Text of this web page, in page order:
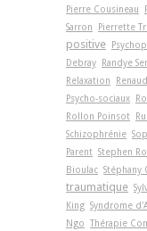
Pierre Cousineau
Sarron
Pierrette
positive
Debray
Randye
Relaxation
Psycho-sociaux
Rollon Poinsot
Schizophrénie
Parent Stephen
Bioulac Stéphany
traumatique
King Syndrome
Ngo Thérapie